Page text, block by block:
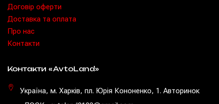
Договір оферти
Доставка та оплата
Про нас
Контакти
Контакти «AvtoLand»
Україна, м. Харків, пл. Юрія Кононенко, 1. Авторинок